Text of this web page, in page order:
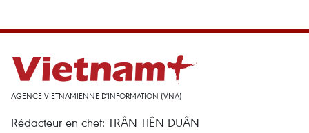
AGENCE VIETNAMIENNE D'INFORMATION (VNA)
Rédacteur en chef: TRÂN TIÊN DUÂN